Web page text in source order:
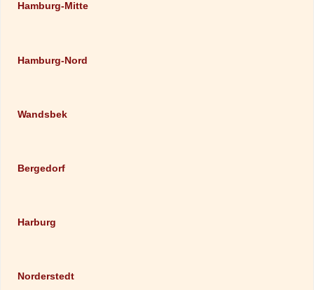
Hamburg-Mitte
Hamburg-Nord
Wandsbek
Bergedorf
Harburg
Norderstedt